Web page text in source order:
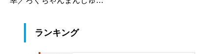
光センター／山の駅ベジド
リーム／平野鮮魚／おうち
ランキング